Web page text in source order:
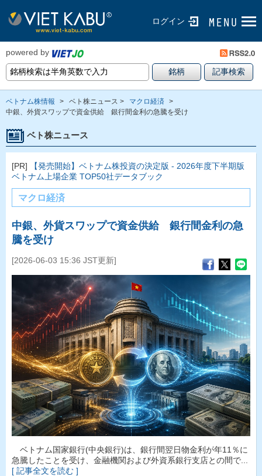
ログイン
powered by
ベトナム株情報 > ベト株ニュース > マクロ経済 >
中銀、外貨スワップで資金供給 銀行間金利の急騰を受け
ベト株ニュース
[PR]
【発売開始】ベトナム株投資の決定版 - 2026年度下半期版
ベトナム上場企業 TOP50社データブック
マクロ経済
中銀、外貨スワップで資金供給 銀行間金利の急
騰を受け
[2026-06-03 15:36 JST更新]
ベトナム国家銀行(中央銀行)は、銀行間翌日物金利が年11％に
急騰したことを受け、金融機関および外資系銀行支店との間で...
[ 記事全文を読む ]